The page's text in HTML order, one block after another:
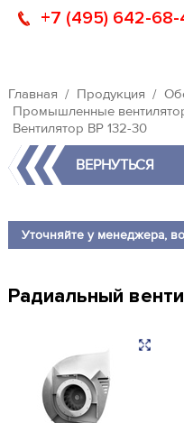
+7 (495) 642-
Главная Продукция
Промышленные
Вентилятор ВР 132-30
ВЕРНУТЬСЯ
Уточняйте у менеджера,
Радиальный